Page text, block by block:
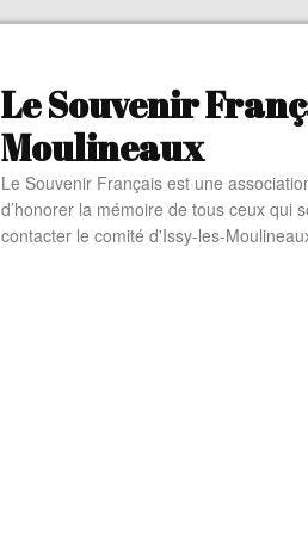
Le Souvenir
Moulineaux
Le Souvenir Français est une
d’honorer la mémoire de tous ceux qui
contacter le comité d'Issy-les-